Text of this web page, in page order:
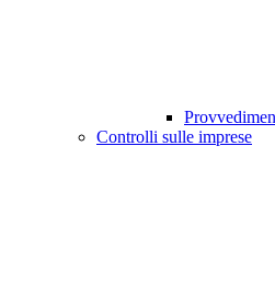
Controlli sulle imprese